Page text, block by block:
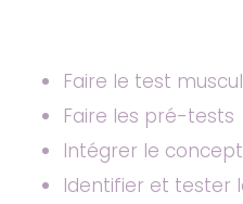
Faire le test
Faire les pré-tests
Intégrer le
Identifier et tester